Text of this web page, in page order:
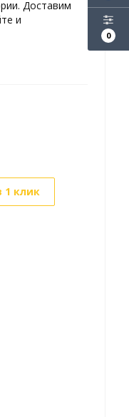
0
Доставим
и
1 клик